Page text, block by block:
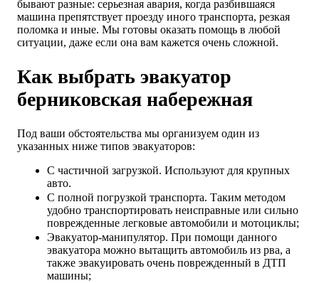
бывают разные: серьезная авария, когда разбившаяся
машина препятствует проезду иного транспорта, резкая
поломка и иные. Мы готовы оказать помощь в любой
ситуации, даже если она вам кажется очень сложной.
Как выбрать эвакуатор
берниковская набережная
Под ваши обстоятельства мы организуем один из
указанных ниже типов эвакуаторов:
С частичной загрузкой. Используют для крупных
авто.
С полной погрузкой транспорта. Таким методом
удобно транспортировать неисправные или сильно
поврежденные легковые автомобили и мотоциклы;
Эвакуатор-манипулятор. При помощи данного
эвакуатора можно вытащить автомобиль из рва, а
также эвакуировать очень поврежденный в ДТП
машины;